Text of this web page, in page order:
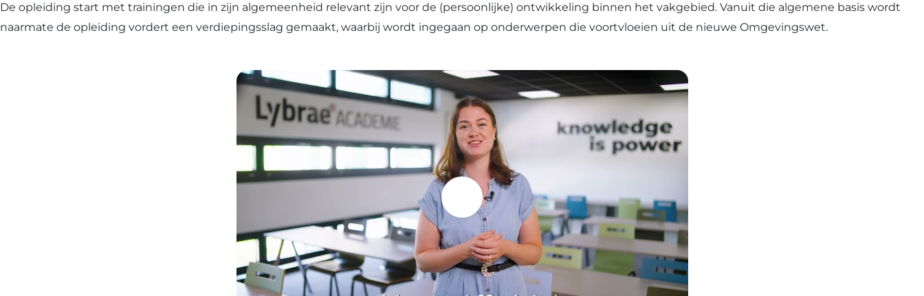
De opleiding start met trainingen die in zijn algemeenheid relevant zijn voor de (persoonlijke) ontwikkeling binnen het vakgebied. Vanuit die algemene basis wordt
naarmate de opleiding vordert een verdiepingsslag gemaakt, waarbij wordt ingegaan op onderwerpen die voortvloeien uit de nieuwe Omgevingswet.